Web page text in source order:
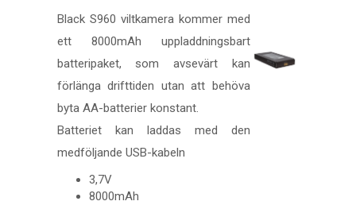
Black S960 viltkamera kommer med
ett 8000mAh uppladdningsbart
batteripaket, som avsevärt kan
förlänga drifttiden utan att behöva
byta AA-batterier konstant.
Batteriet kan laddas med den
medföljande USB-kabeln
3,7V
8000mAh